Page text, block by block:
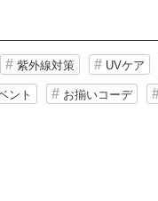
紫外線対策 UVケア
ント お揃いコーデ